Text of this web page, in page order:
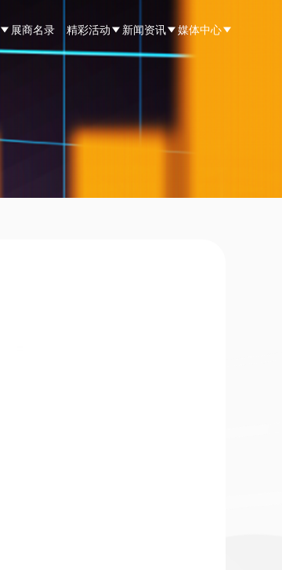
展商名录 精彩活动 新闻资讯 媒体中心